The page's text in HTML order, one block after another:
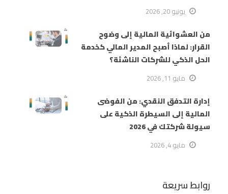
يونيو 20, 2026
من العشوائية المالية إلى وضوح
القرار: لماذا أصبح المدير المالي كخدمة
الحل الذكي للشركات الناشئة؟
مايو 11, 2026
إدارة التدفق النقدي: من الفوضى
المالية إلى السيطرة الذكية على
سيولة شركتك في 2026
مايو 4, 2026
روابط سريعة